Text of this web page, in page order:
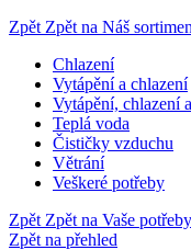
Zpět Zpět na Náš
Chlazení
Vytápění a chlazení
Vytápění, chlazení
Teplá voda
Čističky vzduchu
Větrání
Veškeré potřeby
Zpět Zpět na Vaše potřeby
Zpět na přehled